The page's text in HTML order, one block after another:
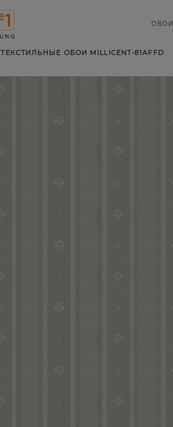
ОБОИ
ТЕКСТИЛЬНЫЕ ОБОИ MILLICENT-81AFFD